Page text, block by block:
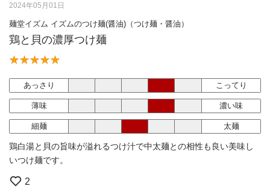
2024年05月01日
麺堂イズム イズムのつけ麺(醤油)（つけ麺・醤油）
鶏と貝の濃厚つけ麺
あっさり こってり
薄味 濃い味
細麺 太麺
鶏白湯と貝の旨味が溢れるつけ汁で中太麺との相性も良い美味し
いつけ麺です。
2